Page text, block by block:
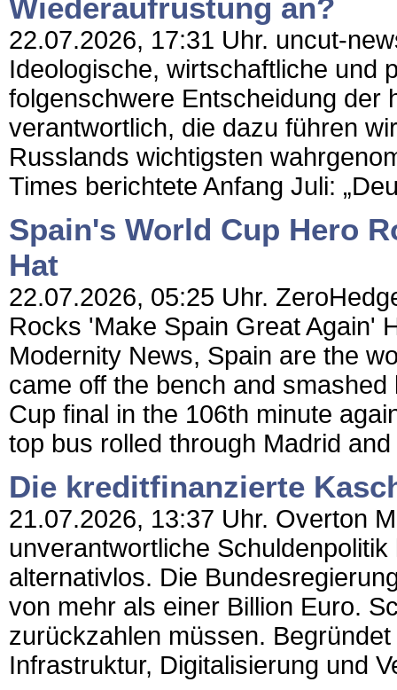
Wiederaufrüstung an?
22.07.2026, 17:31 Uhr. uncut-
Ideologische, wirtschaftliche und
folgenschwere Entscheidung der
verantwortlich, die dazu führen
Russlands wichtigsten
Times berichtete Anfang Juli:
Spain's World Cup Hero
Hat
22.07.2026, 05:25 Uhr.
Rocks 'Make Spain Great Again'
Modernity News, Spain are the
came off the bench and
Cup final in the 106th minute
top bus rolled through Madrid
Die kreditfinanzierte
21.07.2026, 13:37 Uhr. Overton
unverantwortliche
alternativlos. Die
von mehr als einer Billion Euro.
zurückzahlen müssen.
Infrastruktur, Digitalisierung und